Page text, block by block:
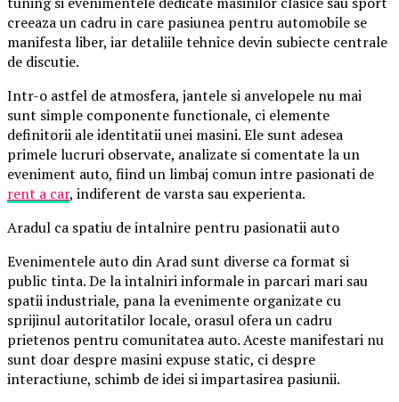
creeaza un cadru in care pasiunea pentru automobile se
manifesta liber, iar detaliile tehnice devin subiecte centrale
de discutie.
Intr-o astfel de atmosfera, jantele si anvelopele nu mai
sunt simple componente functionale, ci elemente
definitorii ale identitatii unei masini. Ele sunt adesea
primele lucruri observate, analizate si comentate la un
eveniment auto, fiind un limbaj comun intre pasionati de
rent a car, indiferent de varsta sau experienta.
Aradul ca spatiu de intalnire pentru pasionatii auto
Evenimentele auto din Arad sunt diverse ca format si
public tinta. De la intalniri informale in parcari mari sau
spatii industriale, pana la evenimente organizate cu
sprijinul autoritatilor locale, orasul ofera un cadru
prietenos pentru comunitatea auto. Aceste manifestari nu
sunt doar despre masini expuse static, ci despre
interactiune, schimb de idei si impartasirea pasiunii.